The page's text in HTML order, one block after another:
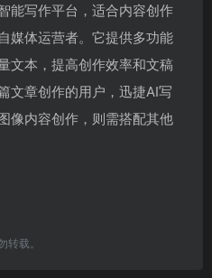
能写作平台，适合内容创作
媒体运营者。它提供多功能
文本，提高创作效率和文稿
文章创作的用户，迅捷AI写
像内容创作，则需搭配其他
载。